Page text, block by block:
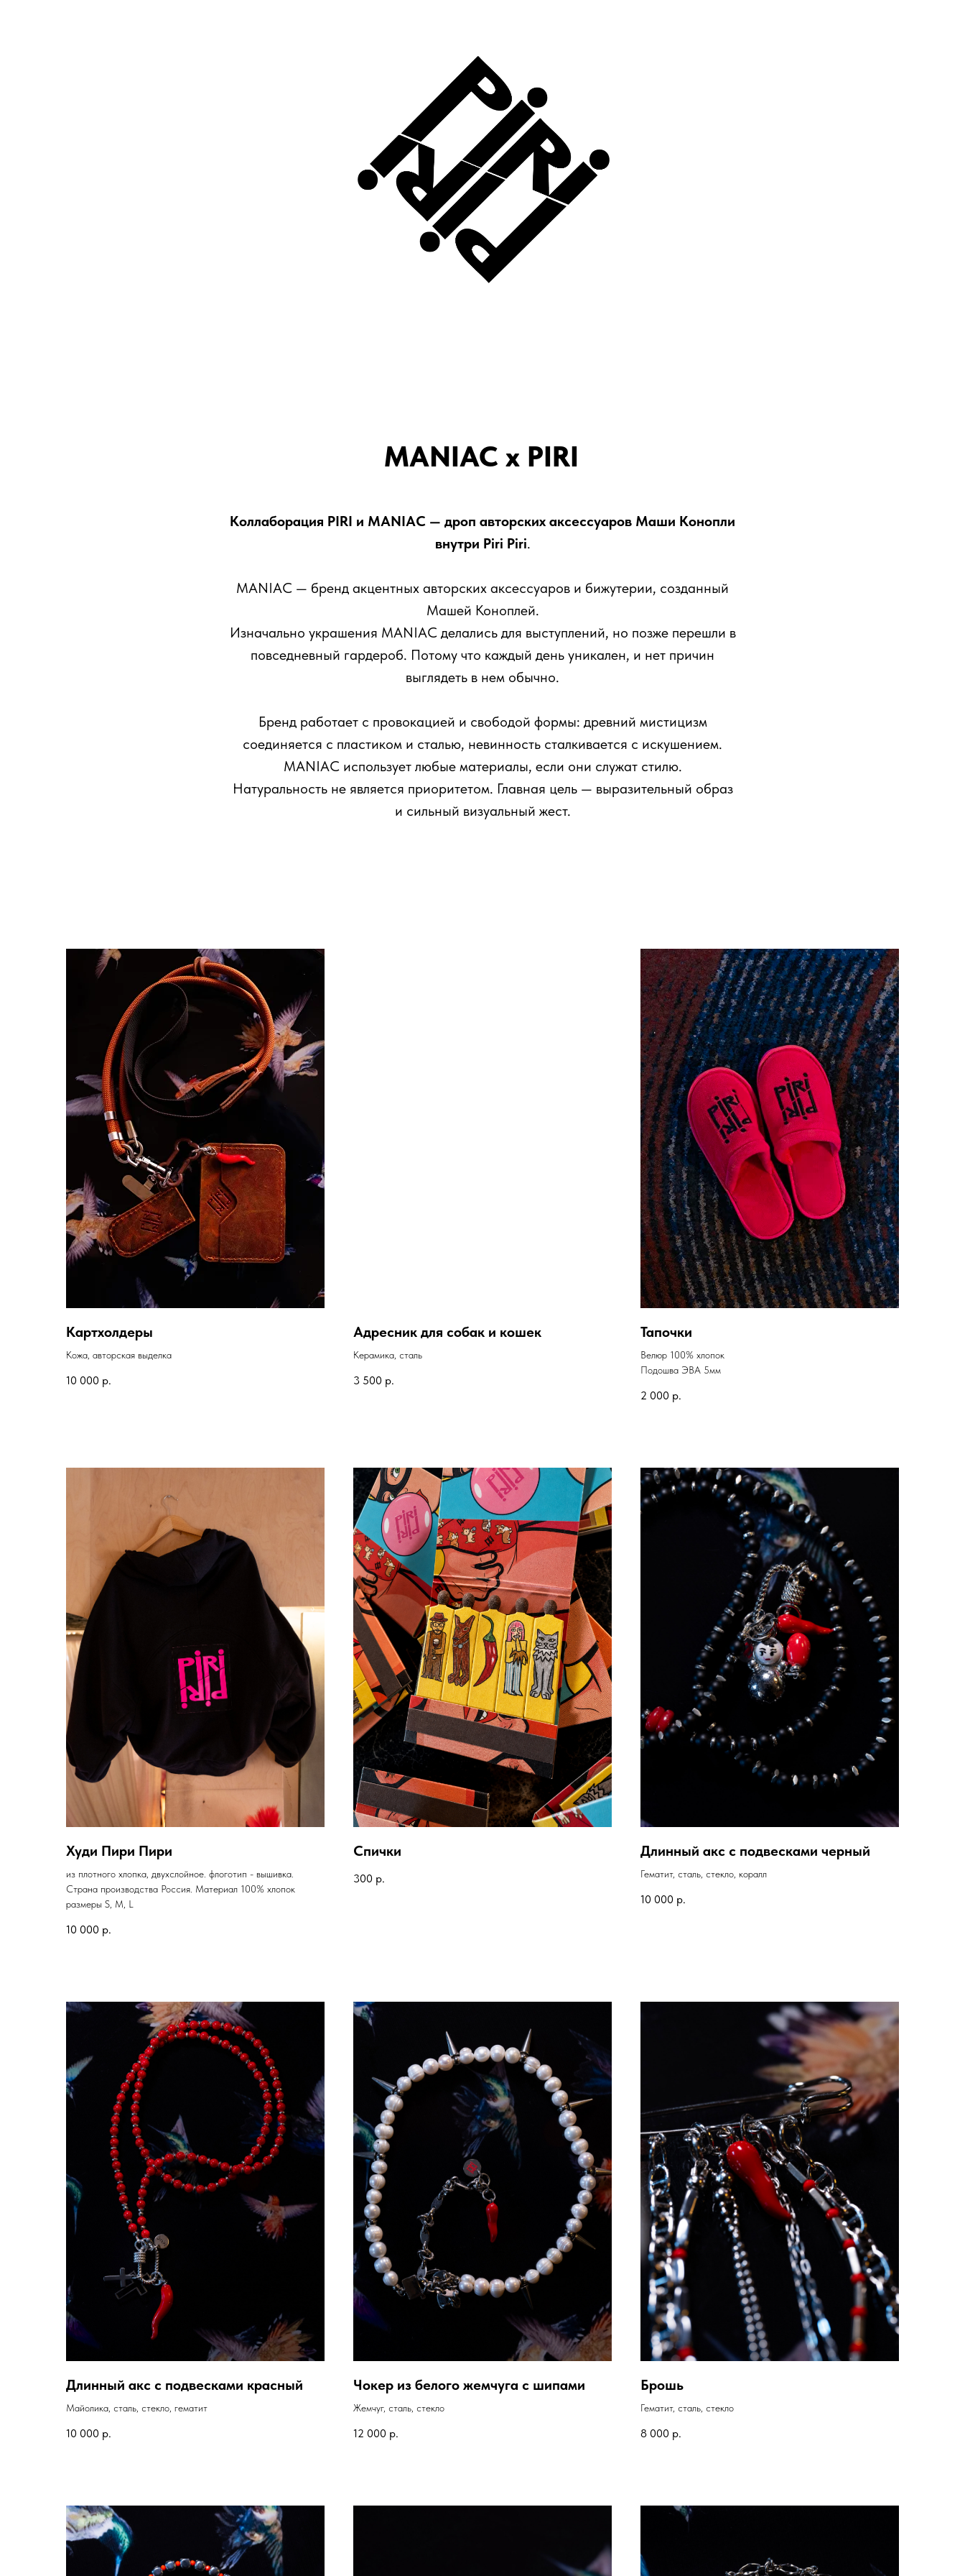
MANIAC x PIRI
Коллаборация PIRI и MANIAC — дроп авторских аксессуаров Маши Конопли
внутри Piri Piri.
MANIAC — бренд акцентных авторских аксессуаров и бижутерии, созданный
Машей Коноплей.
Изначально украшения MANIAC делались для выступлений, но позже перешли в
повседневный гардероб. Потому что каждый день уникален, и нет причин
выглядеть в нем обычно.
Бренд работает с провокацией и свободой формы: древний мистицизм
соединяется с пластиком и сталью, невинность сталкивается с искушением.
MANIAC использует любые материалы, если они служат стилю.
Натуральность не является приоритетом. Главная цель — выразительный образ
и сильный визуальный жест.
Картхолдеры
Кожа, авторская выделка
10 000 р.
Адресник для собак и кошек
Керамика, сталь
3 500 р.
Тапочки
Велюр 100% хлопок
Подошва ЭВА 5мм
2 000 р.
Худи Пири Пири
из плотного хлопка, двухслойное. флоготип - вышивка.
Страна производства Россия. Материал 100% хлопок
размеры S, M, L
10 000 р.
Спички
300 р.
Длинный акс с подвесками черный
Гематит, сталь, стекло, коралл
10 000 р.
Длинный акс с подвесками красный
Майолика, сталь, стекло, гематит
10 000 р.
Чокер из белого жемчуга с шипами
Жемчуг, сталь, стекло
12 000 р.
Брошь
Гематит, сталь, стекло
8 000 р.